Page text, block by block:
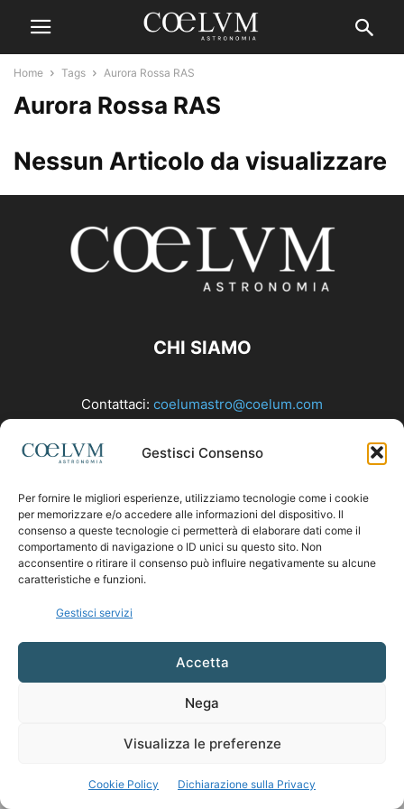
Gestisci Consenso
Per fornire le migliori esperienze, utilizziamo tecnologie come i cookie
per memorizzare e/o accedere alle informazioni del dispositivo. Il
consenso a queste tecnologie ci permetterà di elaborare dati come il
comportamento di navigazione o ID unici su questo sito. Non
acconsentire o ritirare il consenso può influire negativamente su alcune
caratteristiche e funzioni.
Gestisci servizi
Accetta
Nega
Visualizza le preferenze
Cookie Policy Dichiarazione sulla Privacy
Home Tags Aurora Rossa RAS
Aurora Rossa RAS
Nessun Articolo da visualizzare
CHI SIAMO
Contattaci: coelumastro@coelum.com
SEGUICI